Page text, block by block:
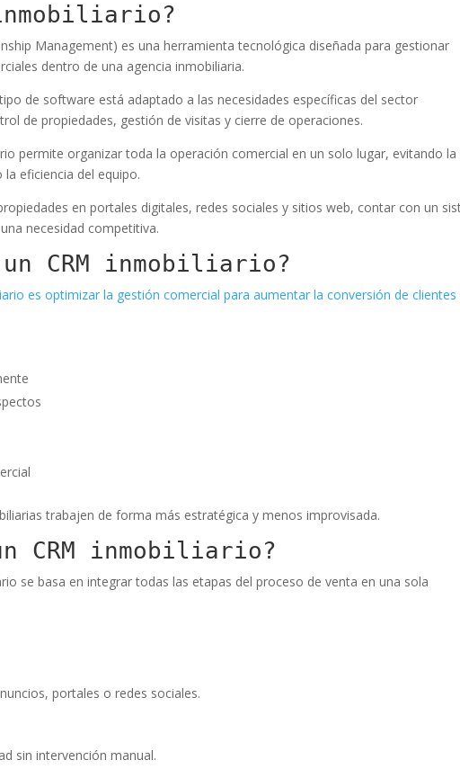
inmobiliario?
Management) es una herramienta tecnológica diseñada para gestionar
dentro de una agencia inmobiliaria.
de software está adaptado a las necesidades específicas del sector
de propiedades, gestión de visitas y cierre de operaciones.
permite organizar toda la operación comercial en un solo lugar, evitando la
eficiencia del equipo.
en portales digitales, redes sociales y sitios web, contar con un
necesidad competitiva.
CRM inmobiliario?
es optimizar la gestión comercial para aumentar la conversión de clientes
trabajen de forma más estratégica y menos improvisada.
CRM inmobiliario?
se basa en integrar todas las etapas del proceso de venta en una sola
portales o redes sociales.
sin intervención manual.